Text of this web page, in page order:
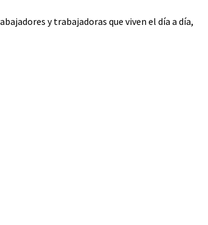
y trabajadoras que viven el día a día,